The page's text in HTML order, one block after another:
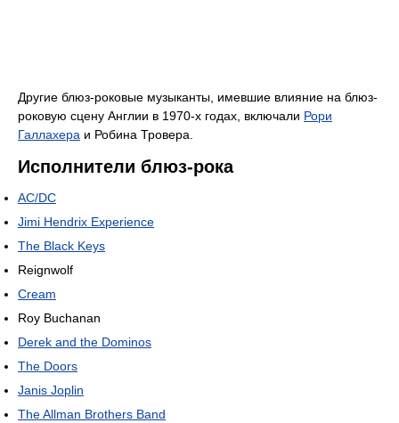
Другие блюз-роковые музыканты, имевшие влияние на блюз-
роковую сцену Англии в 1970-х годах, включали Рори
Галлахера и Робина Тровера.
Исполнители блюз-рока
AC/DC
Jimi Hendrix Experience
The Black Keys
Reignwolf
Cream
Roy Buchanan
Derek and the Dominos
The Doors
Janis Joplin
The Allman Brothers Band